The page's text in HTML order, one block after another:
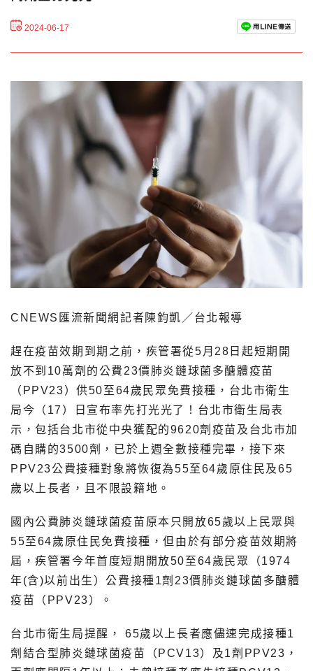
2024-06-17
CNEWS匯流新聞網記者陳鈞凱／台北報導
趕在疫苗效期到期之前，疾管署從5月28日起短期開
放不到10萬劑的公費23價肺炎鏈球菌多醣體疫苗
（PPV23）供50至64歲民眾免費接種，台北市衛生
局今（17）日宣布率先打光光了！台北市衛生局表
示，包括台北市從中央獲配的9620劑疫苗及台北市加
碼自購的3500劑，已於上週全數接種完畢，接下來
PPV23公費接種對象將恢復為55至64歲原住民及65
歲以上長者，且不限設籍地。
國內公費肺炎鏈球菌疫苗原本只開放65歲以上民眾與
55至64歲原住民免費接種，但由於有部分疫苗效期將
屆，疾管署今年首度短期開放50至64歲民眾（1974
年(含)以前出生）公費接種1劑23價肺炎鏈球菌多醣體
疫苗（PPV23）。
台北市衛生局提醒， 65歲以上長者應儘速完成接種1
劑結合型肺炎鏈球菌疫苗（PCV13）及1劑PPV23，